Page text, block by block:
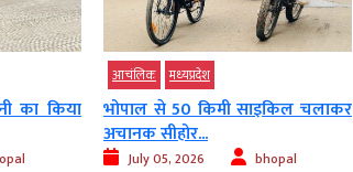
का किया
आचंलिक मध्‍यप्रदेश
भोपाल से 50 किमी साइकिल चलाकर
अचानक सीहोर...
July 05, 2026 bhopal